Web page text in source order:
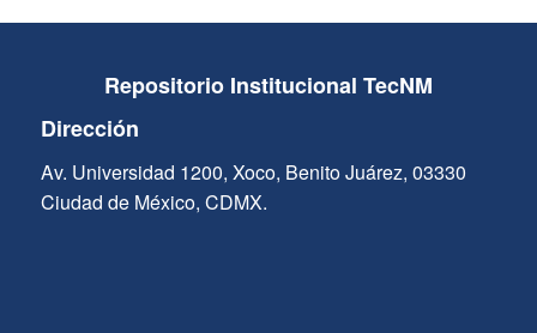
Repositorio Institucional TecNM
Dirección
Av. Universidad 1200, Xoco, Benito Juárez, 03330
Ciudad de México, CDMX.